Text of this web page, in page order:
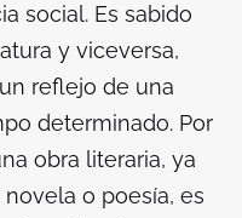
social. Es sabido
y viceversa,
reflejo de una
determinado. Por
obra literaria, ya
o poesía, es